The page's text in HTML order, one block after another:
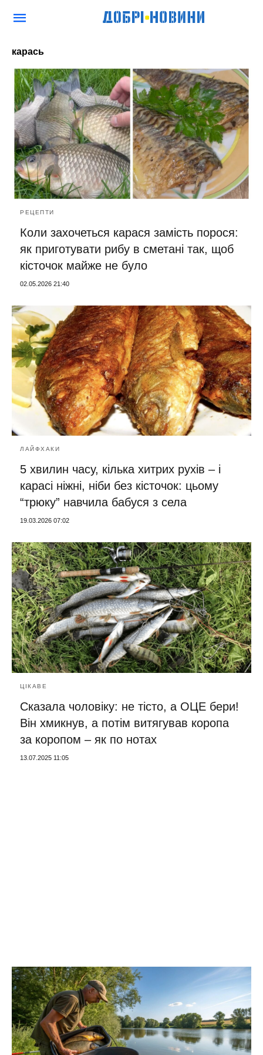
карась
РЕЦЕПТИ
Коли захочеться карася замість порося:
як приготувати рибу в сметані так, щоб
кісточок майже не було
02.05.2026 21:40
ЛАЙФХАКИ
5 хвилин часу, кілька хитрих рухів – і
карасі ніжні, ніби без кісточок: цьому
“трюку” навчила бабуся з села
19.03.2026 07:02
ЦІКАВЕ
Сказала чоловіку: не тісто, а ОЦЕ бери!
Він хмикнув, а потім витягував коропа
за коропом – як по нотах
13.07.2025 11:05